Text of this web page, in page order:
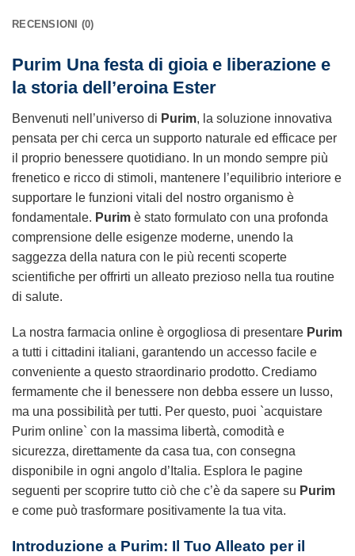
RECENSIONI (0)
Purim Una festa di gioia e liberazione e
la storia dell’eroina Ester
Benvenuti nell’universo di Purim, la soluzione innovativa
pensata per chi cerca un supporto naturale ed efficace per
il proprio benessere quotidiano. In un mondo sempre più
frenetico e ricco di stimoli, mantenere l’equilibrio interiore e
supportare le funzioni vitali del nostro organismo è
fondamentale. Purim è stato formulato con una profonda
comprensione delle esigenze moderne, unendo la
saggezza della natura con le più recenti scoperte
scientifiche per offrirti un alleato prezioso nella tua routine
di salute.
La nostra farmacia online è orgogliosa di presentare Purim
a tutti i cittadini italiani, garantendo un accesso facile e
conveniente a questo straordinario prodotto. Crediamo
fermamente che il benessere non debba essere un lusso,
ma una possibilità per tutti. Per questo, puoi `acquistare
Purim online` con la massima libertà, comodità e
sicurezza, direttamente da casa tua, con consegna
disponibile in ogni angolo d’Italia. Esplora le pagine
seguenti per scoprire tutto ciò che c’è da sapere su Purim
e come può trasformare positivamente la tua vita.
Introduzione a Purim: Il Tuo Alleato per il